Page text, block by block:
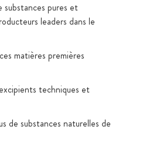
substances pures et
leaders dans le
matières premières
techniques et
de substances naturelles de